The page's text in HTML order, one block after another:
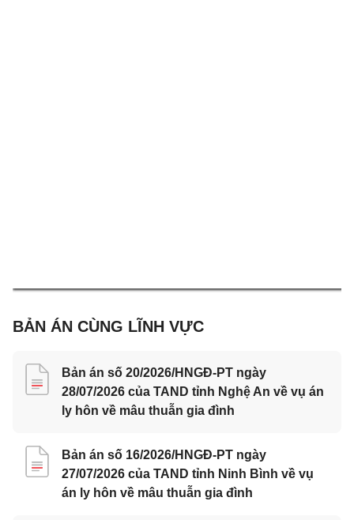
BẢN ÁN CÙNG LĨNH VỰC
Bản án số 20/2026/HNGĐ-PT ngày
28/07/2026 của TAND tỉnh Nghệ An về vụ án
ly hôn về mâu thuẫn gia đình
Bản án số 16/2026/HNGĐ-PT ngày
27/07/2026 của TAND tỉnh Ninh Bình về vụ
án ly hôn về mâu thuẫn gia đình